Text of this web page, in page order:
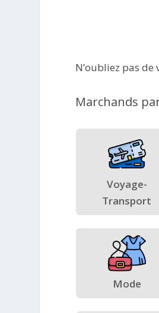
N’oubliez pas
Marchands
Voyage-
Transport
Mode